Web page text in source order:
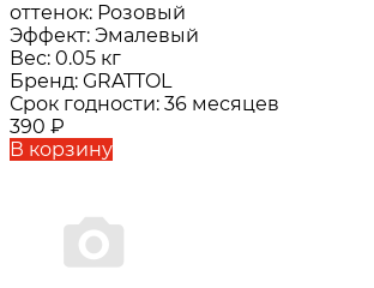
оттенок: Розовый
Эффект: Эмалевый
Вес: 0.05 кг
Бренд: GRATTOL
Срок годности: 36 месяцев
390 ₽
В корзину